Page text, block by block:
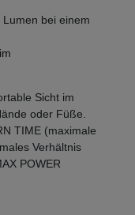
bei einem
Sicht im
oder Füße.
TIME (maximale
Verhältnis
POWER